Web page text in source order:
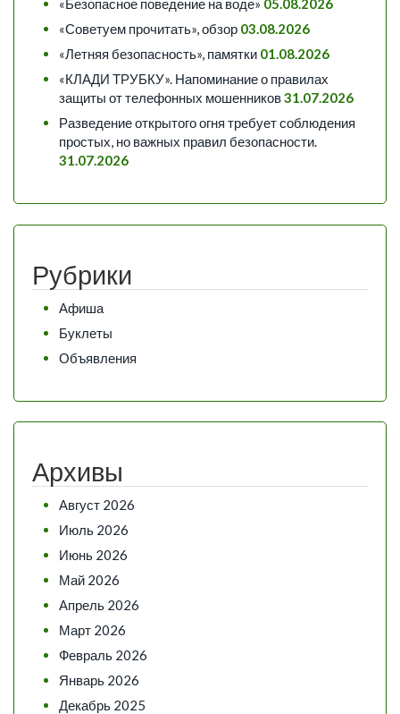
«Безопасное поведение на воде» 05.08.2026
«Советуем прочитать», обзор 03.08.2026
«Летняя безопасность», памятки 01.08.2026
«КЛАДИ ТРУБКУ». Напоминание о правилах
защиты от телефонных мошенников31.07.2026
Разведение открытого огня требует соблюдения
простых, но важных правил безопасности.
31.07.2026
Рубрики
Афиша
Буклеты
Объявления
Архивы
Август 2026
Июль 2026
Июнь 2026
Май 2026
Апрель 2026
Март 2026
Февраль 2026
Январь 2026
Декабрь 2025